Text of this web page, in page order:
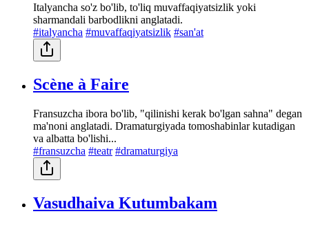
Italyancha so'z bo'lib, to'liq muvaffaqiyatsizlik yoki
sharmandali barbodlikni anglatadi.
#italyancha #muvaffaqiyatsizlik #san'at
Scène à Faire
Fransuzcha ibora bo'lib, "qilinishi kerak bo'lgan sahna" degan
ma'noni anglatadi. Dramaturgiyada tomoshabinlar kutadigan
va albatta bo'lishi...
#fransuzcha #teatr #dramaturgiya
Vasudhaiva Kutumbakam